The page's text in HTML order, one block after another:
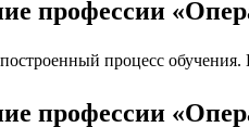
профессии
процесс
профессии